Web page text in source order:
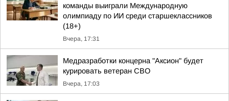
команды выиграли Международную
олимпиаду по ИИ среди старшеклассников
(18+)
Вчера, 17:31
Медразработки концерна "Аксион" будет
курировать ветеран СВО
Вчера, 17:03